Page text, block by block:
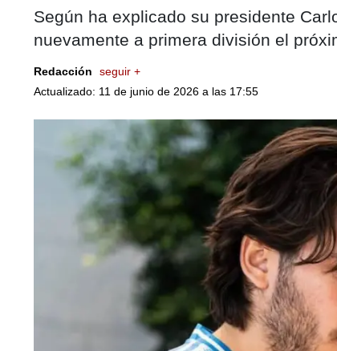
Según ha explicado su presidente
nuevamente a primera división el
Redacción
seguir +
Actualizado: 11 de junio de 2026 a las 17:55